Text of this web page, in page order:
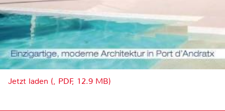
Jetzt laden (, PDF, 12.9 MB)